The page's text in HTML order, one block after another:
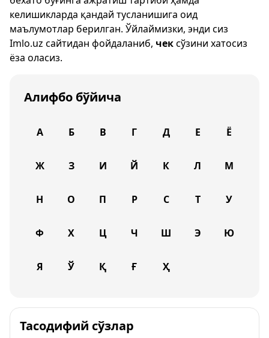
келишикларда қандай тусланишига оид
маълумотлар берилган. Ўйлаймизки, энди сиз
Imlo.uz сайтидан фойдаланиб, чексўзини хатосиз
ёза оласиз.
Алифбо бўйича
А Б В Г Д Е Ё
Ж З И Й К Л М
Н О П Р С Т У
Ф Х Ц Ч Ш Э Ю
Я Ў Қ Ғ Ҳ
Тасодифий сўзлар